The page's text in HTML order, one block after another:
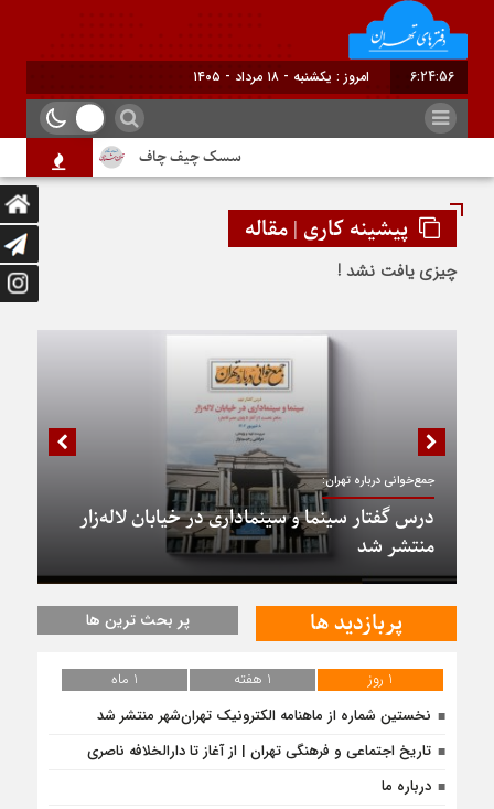
6:24:56 امروز : یکشنبه - ۱۸ مرداد - ۱۴۰۵
سسک چیف چاف دم جنبانک ابلق
پیشینه کاری | مقاله
چیزی یافت نشد !
جمع‌خوانی درباره تهران:
درس گفتار سینما و سینماداری در خیابان لاله‌زار
منتشر شد
پربازدید ها پر بحث ترین ها
1 روز 1 هفته
1 ماه
نخستین شماره از ماهنامه الکترونیک تهران‌شهر منتشر شد
تاریخ اجتماعی و فرهنگی تهران | از آغاز تا دارالخلافه ناصری
درباره ما